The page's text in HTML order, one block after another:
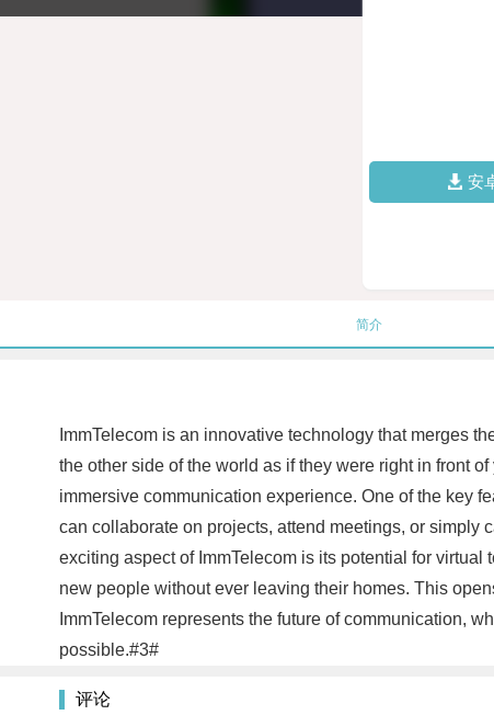
安
简介
ImmTelecom is an innovative technology that merges
the other side of the world as if they were right in front
immersive communication experience. One of the key
can collaborate on projects, attend meetings, or simply
exciting aspect of ImmTelecom is its potential for
new people without ever leaving their homes. This
ImmTelecom represents the future of communication,
possible.#3#
评论